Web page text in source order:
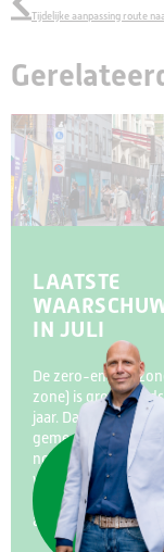
Tijdelijke aanpassing route
LAATSTE
IN JULI
De zero-
zone) is groter
jaar. Daarom stuurt
gemeente tot en
nog
Vanaf augustus
als ondernemer een